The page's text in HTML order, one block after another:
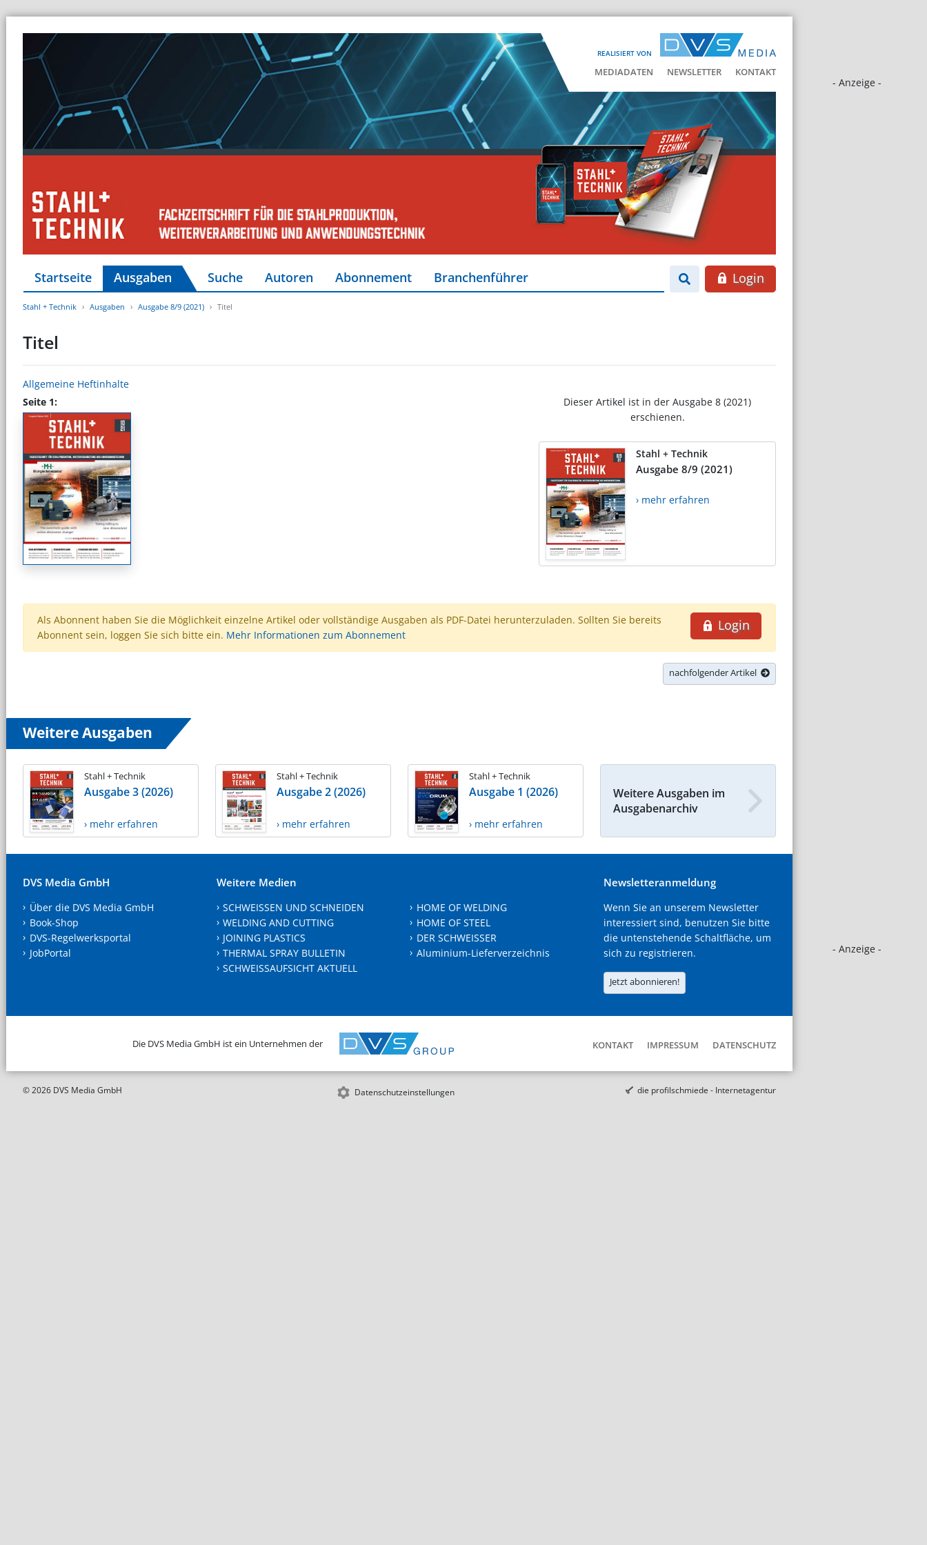
REALISIERT VON
MEDIADATEN NEWSLETTER KONTAKT
- Anzeige -
- Anzeige -
Startseite Ausgaben Suche Autoren Abonnement Branchenführer Login
Stahl + Technik Ausgaben Ausgabe 8/9 (2021) Titel
Titel
Allgemeine Heftinhalte
Seite 1:
Dieser Artikel ist in der Ausgabe 8 (2021)
erschienen.
Stahl + Technik
Ausgabe 8/9 (2021)
› mehr erfahren
Login
Als Abonnent haben Sie die Möglichkeit einzelne Artikel oder vollständige Ausgaben als PDF-Datei herunterzuladen. Sollten Sie bereits
Abonnent sein, loggen Sie sich bitte ein. Mehr Informationen zum Abonnement
nachfolgender Artikel
Weitere Ausgaben
Stahl + Technik
Ausgabe 3 (2026)
› mehr erfahren
Stahl + Technik
Ausgabe 2 (2026)
› mehr erfahren
Stahl + Technik
Ausgabe 1 (2026)
› mehr erfahren
Weitere Ausgaben im
Ausgabenarchiv
DVS Media GmbH
Über die DVS Media GmbH
Book-Shop
DVS-Regelwerksportal
JobPortal
Weitere Medien
SCHWEISSEN UND SCHNEIDEN
WELDING AND CUTTING
JOINING PLASTICS
THERMAL SPRAY BULLETIN
SCHWEISSAUFSICHT AKTUELL
HOME OF WELDING
HOME OF STEEL
DER SCHWEISSER
Aluminium-Lieferverzeichnis
Newsletteranmeldung
Wenn Sie an unserem Newsletter
interessiert sind, benutzen Sie bitte
die untenstehende Schaltfläche, um
sich zu registrieren.
Jetzt abonnieren!
Die DVS Media GmbH ist ein Unternehmen der KONTAKT IMPRESSUM DATENSCHUTZ
© 2026 DVS Media GmbH Datenschutzeinstellungen die profilschmiede - Internetagentur